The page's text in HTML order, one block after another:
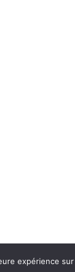
expérience